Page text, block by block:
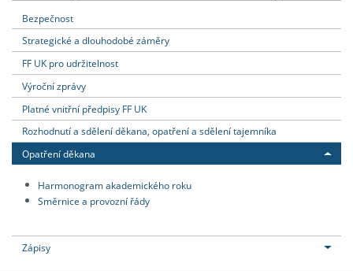
Bezpečnost
Strategické a dlouhodobé záměry
FF UK pro udržitelnost
Výroční zprávy
Platné vnitřní předpisy FF UK
Rozhodnutí a sdělení děkana, opatření a sdělení tajemníka
Opatření děkana
Harmonogram akademického roku
Směrnice a provozní řády
Zápisy